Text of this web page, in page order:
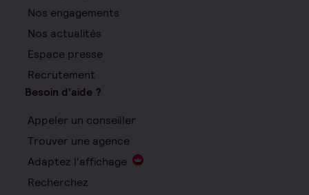
Nos engagements
Nos actualités
Espace presse
Recrutement
Besoin d'aide ?
Appeler un conseiller
Trouver une agence
Adaptez l'affichage
Recherchez